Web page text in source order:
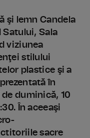
şi lemn Candela
Satului, Sala
viziunea
stilului
plastice şi a
în
duminică, 10
În aceeaşi
sacre